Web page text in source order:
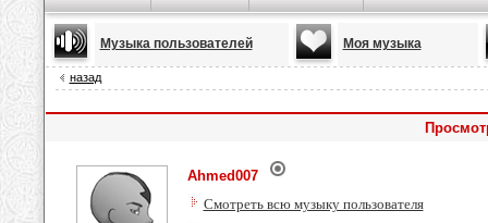
Музыка пользователей Моя музыка
назад
Ahmed007
Смотреть всю музыку пользователя